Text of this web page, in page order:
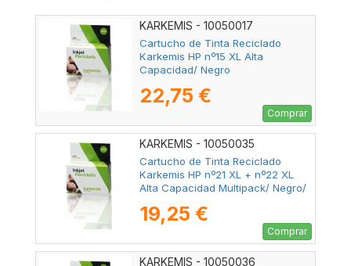
KARKEMIS - 10050017
Cartucho de Tinta Reciclado
Karkemis HP nº15 XL Alta
Capacidad/ Negro
22,75 €
Comprar
KARKEMIS - 10050035
Cartucho de Tinta Reciclado
Karkemis HP nº21 XL + nº22 XL
Alta Capacidad Multipack/ Negro/
19,25 €
Comprar
KARKEMIS - 10050036